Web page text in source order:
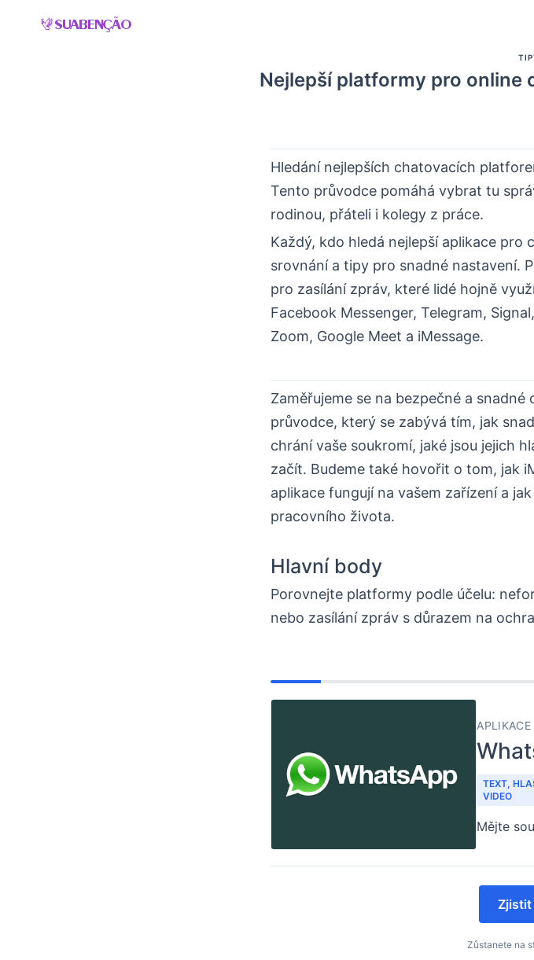
Nejlepší platformy pro online
Hledání nejlepších chatovacích
Tento průvodce pomáhá vybrat tu
rodinou, přáteli i kolegy z práce.
Každý, kdo hledá nejlepší aplikace pro
srovnání a tipy pro snadné nastavení.
pro zasílání zpráv, které lidé hojně
Facebook Messenger, Telegram,
Zoom, Google Meet a iMessage.
Zaměřujeme se na bezpečné a
průvodce, který se zabývá tím, jak
chrání vaše soukromí, jaké jsou jejich
začít. Budeme také hovořit o tom, jak
aplikace fungují na vašem zařízení a
pracovního života.
Hlavní body
Porovnejte platformy podle účelu:
nebo zasílání zpráv s důrazem na
APLIKACE
TEXT,
VIDEO
Mějte
Zjistit
Zůstanete na